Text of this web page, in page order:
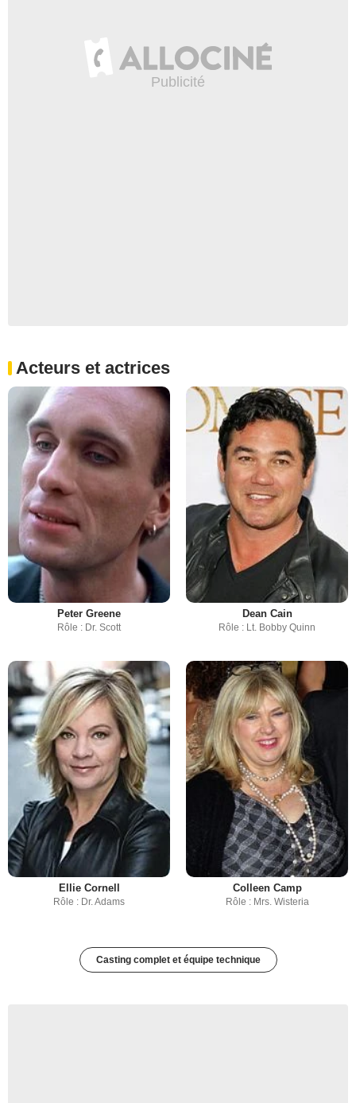
Acteurs et actrices
Peter Greene
Rôle : Dr. Scott
Dean Cain
Rôle : Lt. Bobby Quinn
Ellie Cornell
Rôle : Dr. Adams
Colleen Camp
Rôle : Mrs. Wisteria
Casting complet et équipe technique